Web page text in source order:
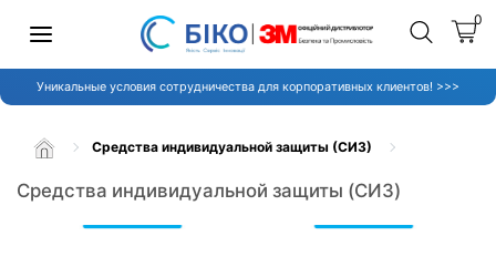
0
Уникальные условия сотрудничества для корпоративных клиентов! >>>
Средства индивидуальной защиты (СИЗ)
Средства индивидуальной защиты (СИЗ)